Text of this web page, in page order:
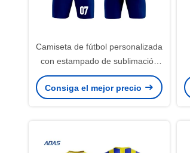
Camiseta de fútbol personalizada
con estampado de sublimación
digital 100% poliéster manga
corta logo frontal servicio OEM
Consiga el mejor precio